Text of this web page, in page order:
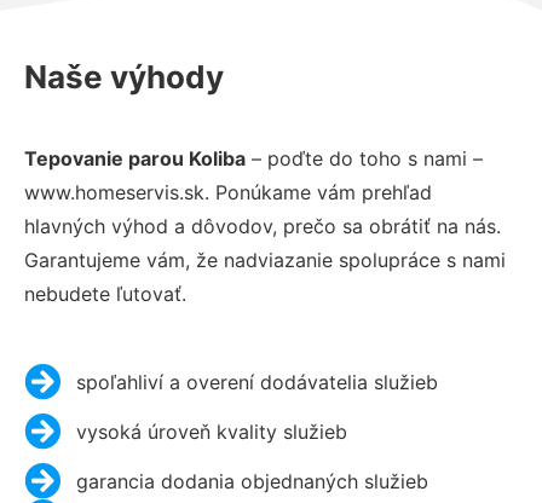
Naše výhody
Tepovanie parou Koliba – poďte do toho s nami –
www.homeservis.sk. Ponúkame vám prehľad
hlavných výhod a dôvodov, prečo sa obrátiť na nás.
Garantujeme vám, že nadviazanie spolupráce s nami
nebudete ľutovať.
spoľahliví a overení dodávatelia služieb
vysoká úroveň kvality služieb
garancia dodania objednaných služieb